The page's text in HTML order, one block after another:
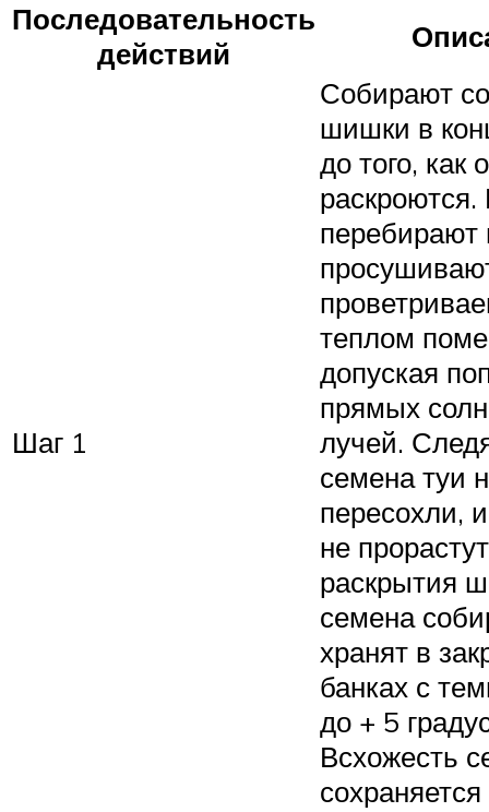
Последовательность
действий
Шаг 1
Собирают
шишки в
до того, как
раскроются.
перебирают
теплом
допуская
прямых
лучей.
семена туи
пересохли,
не
раскрытия
семена
хранят в
банках с
до + 5
Всхожесть